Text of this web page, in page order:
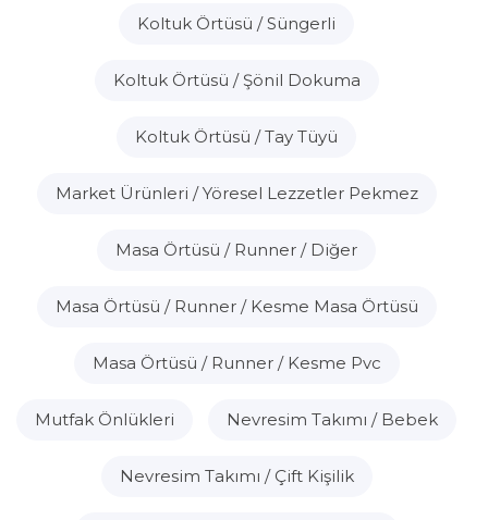
Koltuk Örtüsü / Süngerli
Koltuk Örtüsü / Şönil Dokuma
Koltuk Örtüsü / Tay Tüyü
Market Ürünleri / Yöresel Lezzetler Pekmez
Masa Örtüsü / Runner / Diğer
Masa Örtüsü / Runner / Kesme Masa Örtüsü
Masa Örtüsü / Runner / Kesme Pvc
Mutfak Önlükleri Nevresim Takımı / Bebek
Nevresim Takımı / Çift Kişilik